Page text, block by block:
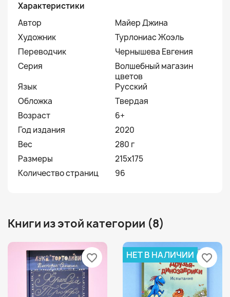
Характеристики
Автор
Майер Джина
Художник
Турлониас Жоэль
Переводчик
Чернышева Евгения
Серия
Волшебный магазин
цветов
Язык
Русский
Обложка
Твердая
Возраст
6+
Год издания
2020
Вес
280 г
Размеры
215x175
Количество страниц
96
Книги из этой категории (8)
favorite_border НЕТ В НАЛИЧИИ favorite_border